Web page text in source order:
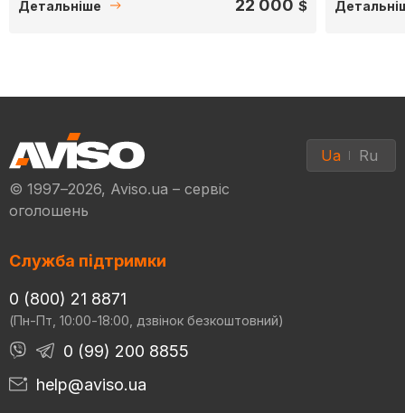
Детальніше 22 000 $
© 1997–2026, Aviso.ua – сервіс
оголошень
Ua Ru
Служба підтримки
0 (800) 21 8871
(Пн-Пт, 10:00-18:00, дзвінок безкоштовний)
0 (99) 200 8855
help@aviso.ua